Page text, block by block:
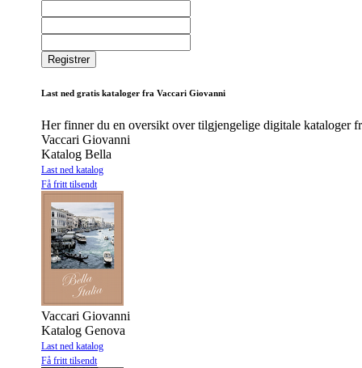
Last ned gratis kataloger fra Vaccari Giovanni
Her finner du en oversikt over tilgjengelige digitale kataloger
Vaccari Giovanni
Katalog Bella
Last ned katalog
Få fritt tilsendt
Vaccari Giovanni
Katalog Genova
Last ned katalog
Få fritt tilsendt